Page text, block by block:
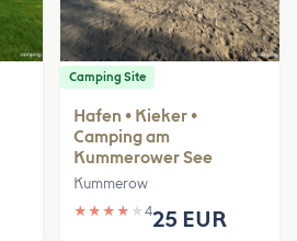
Camping Site
Hafen • Kieker •
Camping am
Kummerower See
Kummerow
★ ★ ★ ★ ★ 425 EUR